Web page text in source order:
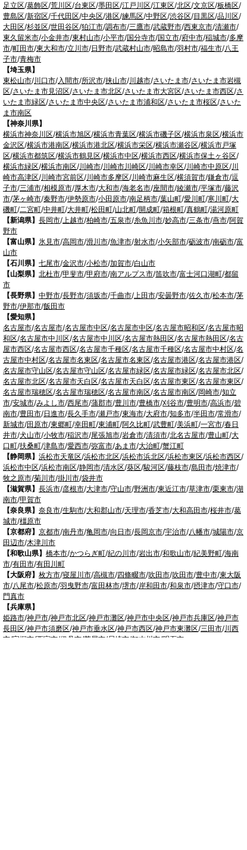
足立区/葛飾区/荒川区/台東区/墨田区/江戸川区/江東区/北区/文京区/板橋区/
豊島区/新宿区/千代田区/中央区/港区/練馬区/中野区/渋谷区/目黒区/品川区/
大田区/杉並区/世田谷区/狛江市/調布市/三鷹市/武蔵野市/西東京市/清瀬市/
東久留米市/小金井市/東村山市/小平市/国分寺市/国立市/府中市/稲城市/多摩
市/町田市/東大和市/立川市/日野市/武蔵村山市/昭島市/羽村市/福生市/八王
子市/青梅市
【埼玉県】
東松山市/川口市/入間市/所沢市/挟山市/川越市/さいたま市/さいたま市岩槻
区/さいたま市見沼区/さいたま市北区/さいたま市大宮区/さいたま市西区/さ
いたま市緑区/さいたま市中央区/さいたま市浦和区/さいたま市桜区/さいた
ま市南区
【神奈川県】
横浜市神奈川区/横浜市旭区/横浜市青葉区/横浜市磯子区/横浜市泉区/横浜市
金沢区/横浜市港南区/横浜市港北区/横浜市栄区/横浜市瀬谷区/横浜市戸塚
区/横浜市都筑区/横浜市鶴見区/横浜市中区/横浜市西区/横浜市保土ヶ谷区/
横浜市緑区/横浜市南区/川崎市/川崎市川崎区/川崎市幸区/川崎市中原区/川
崎市高津区/川崎市宮前区/川崎市多摩区/川崎市麻生区/横須賀市/鎌倉市/逗
子市/三浦市/相模原市/厚木市/大和市/海老名市/座間市/綾瀬市/平塚市/藤沢
市/茅ヶ崎市/秦野市/伊勢原市/小田原市/南足柄市/葉山町/愛川町/寒川町/大
磯町/二宮町/中井町/大井町/松田町/山北町/開成町/箱根町/真鶴町/湯河原町
【新潟県】 長岡市/上越市/柏崎市/五泉市/糸魚川市/妙高市/三条市/燕市/阿賀
野市
【富山県】 氷見市/高岡市/滑川市/魚津市/射水市/小矢部市/砺波市/南砺市/富
山市
【石川県】 七尾市/金沢市/小松市/加賀市/白山市
【山梨県】 北杜市/甲斐市/甲府市/南アルプス市/笛吹市/富士河口湖町/都留
市
【長野県】 中野市/長野市/須坂市/千曲市/上田市/安曇野市/佐久市/松本市/茅
野市/伊那市/飯田市
【愛知県】
名古屋市/名古屋市/名古屋市中区/名古屋市中区/名古屋市昭和区/名古屋市昭
和区/名古屋市中川区/名古屋市中川区/名古屋市熱田区/名古屋市熱田区/名古
屋市西区/名古屋市西区/名古屋市千種区/名古屋市千種区/名古屋市中村区/名
古屋市中村区/名古屋市名東区/名古屋市名東区/名古屋市港区/名古屋市港区/
名古屋市守山区/名古屋市守山区/名古屋市緑区/名古屋市緑区/名古屋市北区/
名古屋市北区/名古屋市天白区/名古屋市天白区/名古屋市東区/名古屋市東区/
名古屋市瑞穂区/名古屋市瑞穂区/名古屋市南区/名古屋市南区/岡崎市/知立
市/安城市/みよし市/西尾市/蒲郡市/豊川市/豊橋市/刈谷市/豊明市/高浜市/碧
南市/豊田市/日進市/長久手市/瀬戸市/東海市/大府市/知多市/半田市/常滑市/
新城市/田原市/東郷町/幸田町/東浦町/阿久比町/武豊町/美浜町/一宮市/春日
井市/犬山市/小牧市/稲沢市/尾張旭市/岩倉市/清須市/北名古屋市/豊山町/大
口町/扶桑町/津島市/愛西市/弥富市/あま市/大治町/蟹江町
【静岡県】 浜松市天竜区/浜松市北区/浜松市浜北区/浜松市東区/浜松市西区/
浜松市中区/浜松市南区/静岡市/清水区/葵区/駿河区/藤枝市/島田市/焼津市/
牧之原市/菊川市/掛川市/袋井市
【滋賀県】 長浜市/彦根市/大津市/守山市/野洲市/東近江市/草津市/栗東市/湖
南市/甲賀市
【奈良県】 奈良市/生駒市/大和郡山市/天理市/香芝市/大和高田市/桜井市/葛
城市/橿原市
【京都府】 京都市/南丹市/亀岡市/向日市/長岡京市/宇治市/八幡市/城陽市/京
田辺市/木津川市
【和歌山県】 橋本市/かつらぎ町/紀の川市/岩出市/和歌山市/紀美野町/海南
市/有田市/有田川町
【大阪府】 枚方市/寝屋川市/高槻市/四條畷市/吹田市/吹田市/豊中市/東大阪
市/八尾市/松原市/羽曳野市/富田林市/堺市/岸和田市/和泉市/摂津市/守口市/
門真市
【兵庫県】
姫路市/神戸市/神戸市北区/神戸市灘区/神戸市中央区/神戸市兵庫区/神戸市
長田区/神戸市須磨区/神戸市垂水区/神戸市西区/神戸市東灘区/三田市/川西
市/宝塚市/西宮市/伊丹市/芦屋市/尼崎市/加古川市/明石市